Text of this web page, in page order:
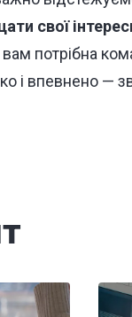
свої
потрібна
і впевнено —